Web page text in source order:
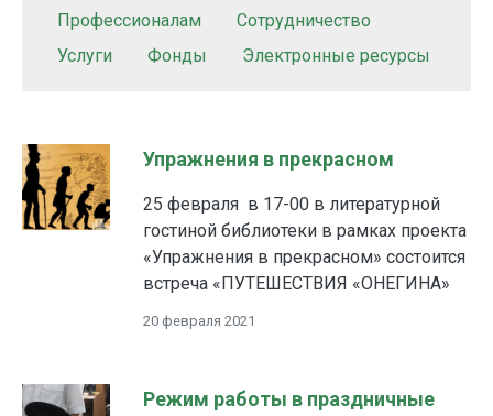
Профессионалам
Сотрудничество
Услуги
Фонды Электронные ресурсы
Упражнения в прекрасном
25 февраля в 17-00 в литературной
гостиной библиотеки в рамках проекта
«Упражнения в прекрасном» состоится
встреча «ПУТЕШЕСТВИЯ «ОНЕГИНА»
20 февраля 2021
Режим работы в праздничные